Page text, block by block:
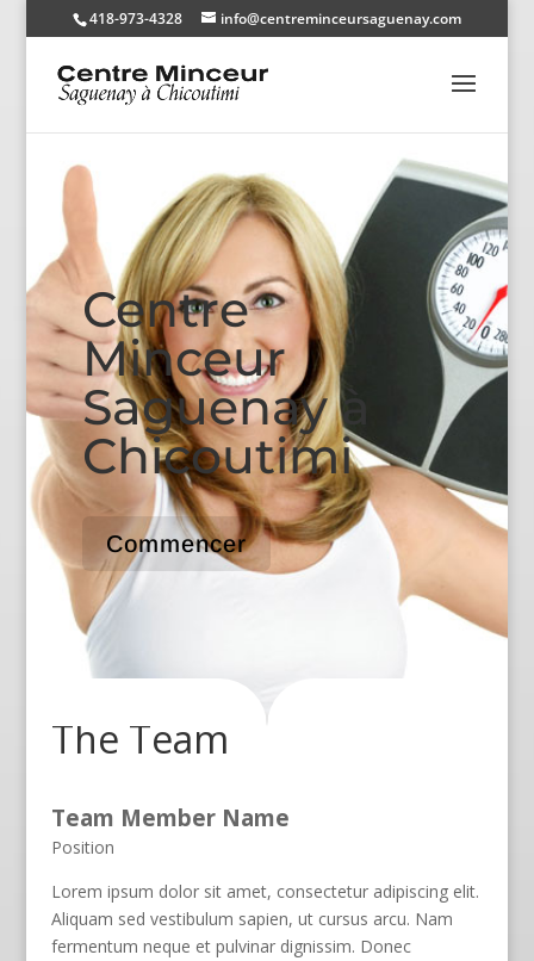
418-973-4328 info@centreminceursaguenay.com
Centre
Minceur
Saguenay à
Chicoutimi
Commencer
The Team
Team Member Name
Position
Lorem ipsum dolor sit amet, consectetur adipiscing elit.
Aliquam sed vestibulum sapien, ut cursus arcu. Nam
fermentum neque et pulvinar dignissim. Donec